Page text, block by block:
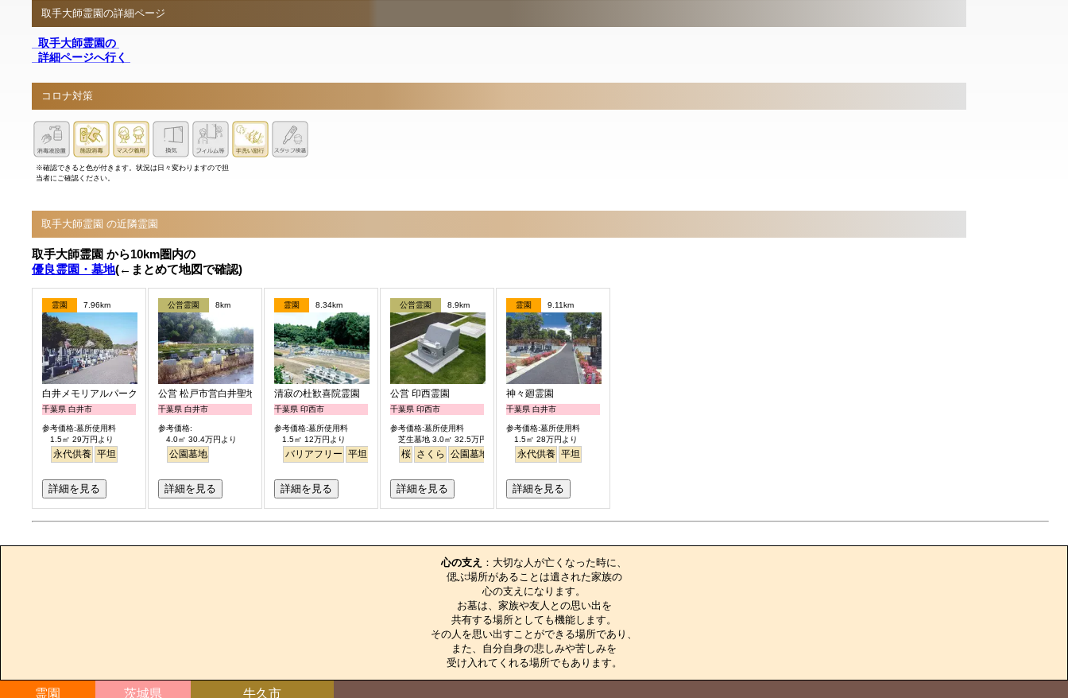
取手大師霊園の詳細ページ
取手大師霊園の
詳細ページへ行く
コロナ対策
※確認できると色が付きます。状況は日々変わりますので担
当者にご確認ください。
取手大師霊園 の近隣霊園
取手大師霊園 から10km圏内の
優良霊園・墓地(←まとめて地図で確認)
霊園 7.96km
白井メモリアルパーク
千葉県 白井市
参考価格:墓所使用料
1.5㎡ 29万円より
永代供養 平坦
詳細を見る
公営霊園 8km
公営 松戸市営白井聖地公園
千葉県 白井市
参考価格:
4.0㎡ 30.4万円より
公園墓地
詳細を見る
霊園 8.34km
清寂の杜歓喜院霊園
千葉県 印西市
参考価格:墓所使用料
1.5㎡ 12万円より
バリアフリー 平坦
詳細を見る
公営霊園 8.9km
公営 印西霊園
千葉県 印西市
参考価格:墓所使用料
芝生墓地 3.0㎡ 32.5万円より
桜 さくら 公園墓地
詳細を見る
霊園 9.11km
神々廻霊園
千葉県 白井市
参考価格:墓所使用料
1.5㎡ 28万円より
永代供養 平坦
詳細を見る
心の支え ：大切な人が亡くなった時に、
偲ぶ場所があることは遺された家族の
心の支えになります。
お墓は、家族や友人との思い出を
共有する場所としても機能します。
その人を思い出すことができる場所であり、
また、自分自身の悲しみや苦しみを
受け入れてくれる場所でもあります。
霊園 茨城県 牛久市